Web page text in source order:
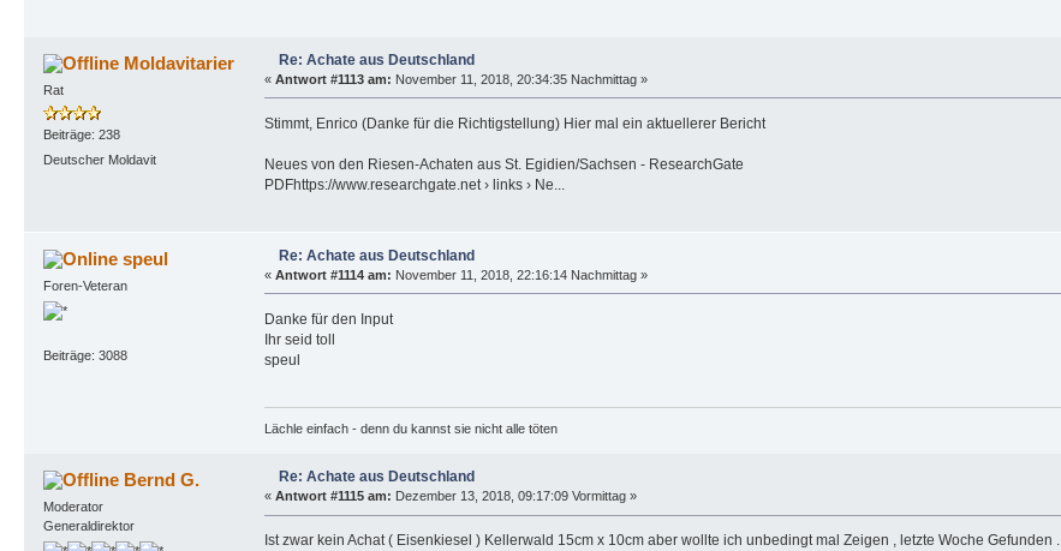
Moldavitarier
Rat
Beiträge: 238
Deutscher Moldavit
Re: Achate aus Deutschland
« Antwort #1113 am: November 11, 2018, 20:34:35 Nachmittag »
Stimmt, Enrico (Danke für die Richtigstellung) Hier mal ein aktuellerer Bericht
Neues von den Riesen-Achaten aus St. Egidien/Sachsen - ResearchGate
PDFhttps://www.researchgate.net › links › Ne...
speul
Foren-Veteran
Beiträge: 3088
Re: Achate aus Deutschland
« Antwort #1114 am: November 11, 2018, 22:16:14 Nachmittag »
Danke für den Input
Ihr seid toll
speul
Lächle einfach - denn du kannst sie nicht alle töten
Bernd G.
Moderator
Generaldirektor
Re: Achate aus Deutschland
« Antwort #1115 am: Dezember 13, 2018, 09:17:09 Vormittag »
Ist zwar kein Achat ( Eisenkiesel ) Kellerwald 15cm x 10cm aber wollte ich unbedingt mal Zeigen , letzte Woche Gefunden .